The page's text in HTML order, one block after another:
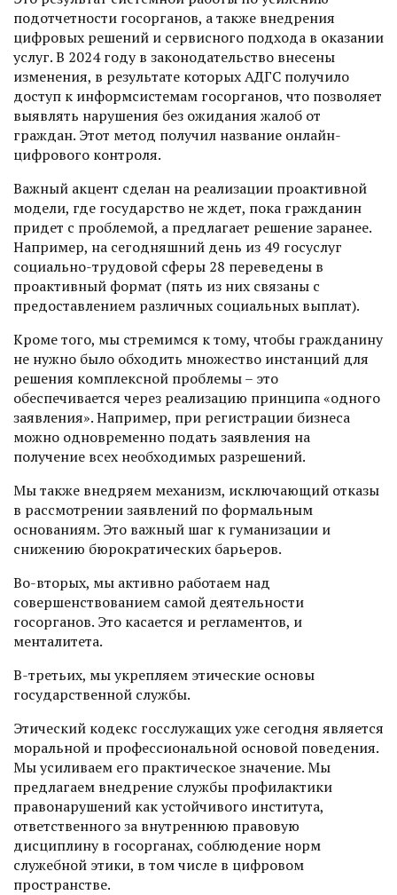
подотчетности госорганов, а также внедрения
цифровых решений и сервисного подхода в оказании
услуг. В 2024 году в законодательство внесены
изменения, в результате которых АДГС получило
доступ к информсистемам госорганов, что позволяет
выявлять нарушения без ожидания жалоб от
граждан. Этот метод получил название онлайн-
цифрового контроля.
Важный акцент сделан на реализации проактивной
модели, где государство не ждет, пока гражданин
придет с проб­лемой, а предлагает решение заранее.
Например, на сегодняшний день из 49 госуслуг
социально-трудовой сферы 28 переведены в
проактивный формат (пять из них связаны с
предоставлением различных социальных выплат).
Кроме того, мы стремимся к тому, чтобы гражданину
не нужно было обходить множество инстанций для
решения комплексной проблемы – это
обеспечивается через реализацию принципа «одного
заявления». Например, при регистрации бизнеса
можно одновременно подать заявления на
получение всех необходимых разрешений.
Мы также внедряем механизм, исключающий отказы
в рассмотрении заявлений по формальным
основаниям. Это важный шаг к гуманизации и
снижению бюрократических барьеров.
Во-вторых, мы активно работаем над
совершенствованием самой деятельности
госорганов. Это касается и регламентов, и
менталитета.
В-третьих, мы укрепляем этические основы
государственной службы.
Этический кодекс госслужащих уже сегодня является
моральной и профессиональной основой поведения.
Мы усиливаем его практическое значение. Мы
предлагаем внедрение службы профилактики
правонарушений как устойчивого института,
ответственного за внутреннюю правовую
дисциплину в госорганах, соблюдение норм
служебной этики, в том числе в цифровом
пространстве.